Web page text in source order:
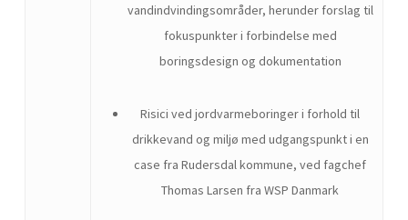
vandindvindingsområder, herunder forslag til
fokuspunkter i forbindelse med
boringsdesign og dokumentation
Risici ved jordvarmeboringer i forhold til
drikkevand og miljø med udgangspunkt i en
case fra Rudersdal kommune, ved fagchef
Thomas Larsen fra WSP Danmark